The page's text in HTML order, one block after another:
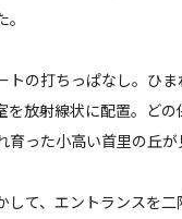
トの打ちっぱなし。ひま
を放射線状に配置。どの
育った小高い首里の丘が
して、エントランスを二